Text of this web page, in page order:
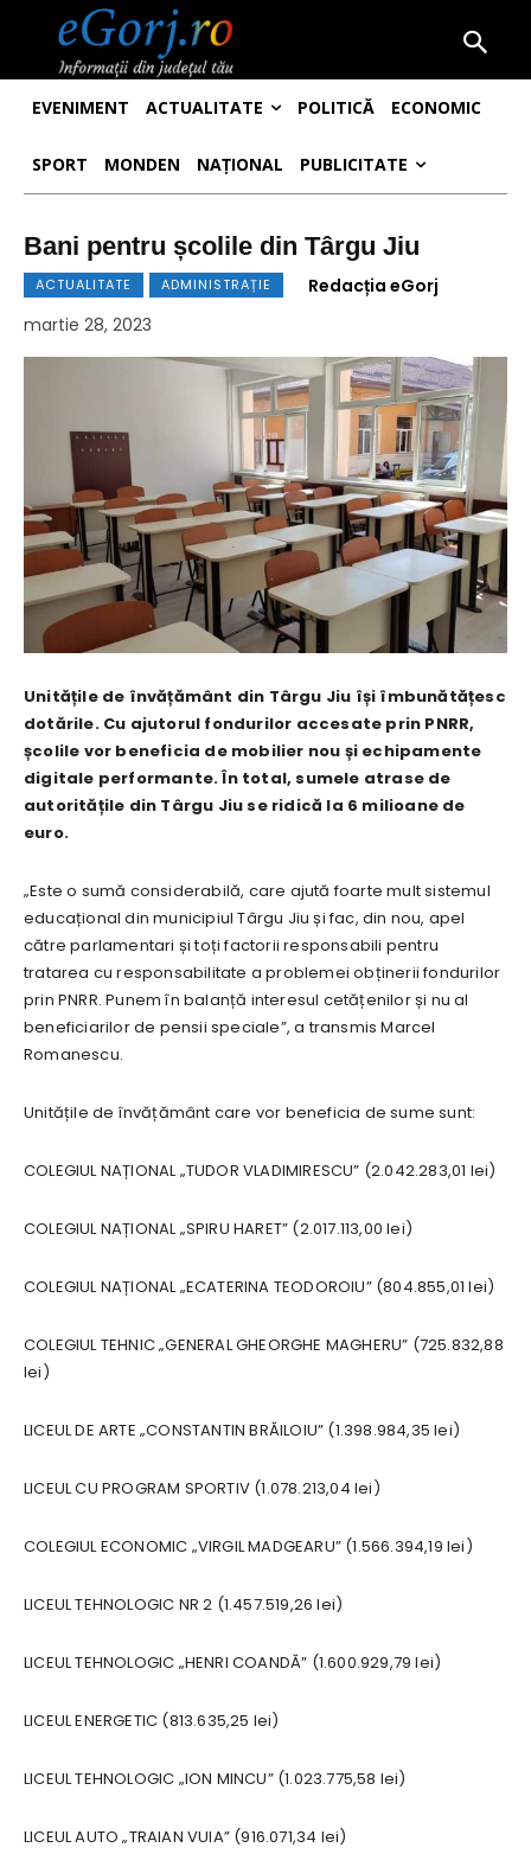
EVENIMENT ACTUALITATE POLITICĂ ECONOMIC
SPORT MONDEN NAȚIONAL PUBLICITATE
Bani pentru școlile din Târgu Jiu
ACTUALITATE ADMINISTRAȚIE
Redacția eGorj
martie 28, 2023
Unitățile de învățământ din Târgu Jiu își îmbunătățesc
dotările. Cu ajutorul fondurilor accesate prin PNRR,
școlile vor beneficia de mobilier nou și echipamente
digitale performante. În total, sumele atrase de
autoritățile din Târgu Jiu se ridică la 6 milioane de
euro.
„Este o sumă considerabilă, care ajută foarte mult sistemul
educațional din municipiul Târgu Jiu și fac, din nou, apel
către parlamentari și toți factorii responsabili pentru
tratarea cu responsabilitate a problemei obținerii fondurilor
prin PNRR. Punem în balanță interesul cetățenilor și nu al
beneficiarilor de pensii speciale”, a transmis Marcel
Romanescu.
Unitățile de învățământ care vor beneficia de sume sunt:
COLEGIUL NAȚIONAL „TUDOR VLADIMIRESCU” (2.042.283,01 lei)
COLEGIUL NAȚIONAL „SPIRU HARET” (2.017.113,00 lei)
COLEGIUL NAȚIONAL „ECATERINA TEODOROIU” (804.855,01 lei)
COLEGIUL TEHNIC „GENERAL GHEORGHE MAGHERU” (725.832,88
lei)
LICEUL DE ARTE „CONSTANTIN BRĂILOIU” (1.398.984,35 lei)
LICEUL CU PROGRAM SPORTIV (1.078.213,04 lei)
COLEGIUL ECONOMIC „VIRGIL MADGEARU” (1.566.394,19 lei)
LICEUL TEHNOLOGIC NR 2 (1.457.519,26 lei)
LICEUL TEHNOLOGIC „HENRI COANDĂ” (1.600.929,79 lei)
LICEUL ENERGETIC (813.635,25 lei)
LICEUL TEHNOLOGIC „ION MINCU” (1.023.775,58 lei)
LICEUL AUTO „TRAIAN VUIA” (916.071,34 lei)